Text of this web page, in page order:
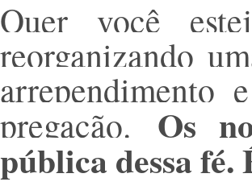
Quer você
reorganizando
pregação. Os
pública dessa fé.